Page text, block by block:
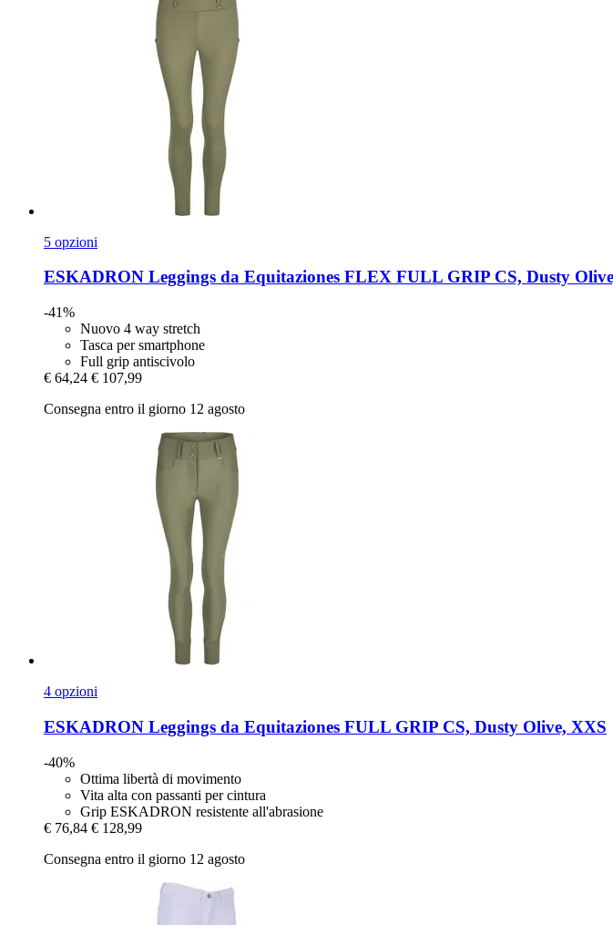
5 opzioni
ESKADRON Leggings da Equitaziones FLEX FULL GRIP CS, Dusty
-41%
Nuovo 4 way stretch
Tasca per smartphone
Full grip antiscivolo
€ 64,24 € 107,99
Consegna entro il giorno 12 agosto
4 opzioni
ESKADRON Leggings da Equitaziones FULL GRIP CS, Dusty Olive, XXS
-40%
Ottima libertà di movimento
Vita alta con passanti per cintura
Grip ESKADRON resistente all'abrasione
€ 76,84 € 128,99
Consegna entro il giorno 12 agosto